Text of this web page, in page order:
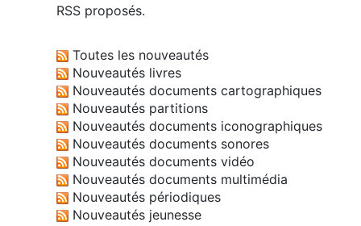
RSS proposés.
Toutes les nouveautés
Nouveautés livres
Nouveautés documents cartographiques
Nouveautés partitions
Nouveautés documents iconographiques
Nouveautés documents sonores
Nouveautés documents vidéo
Nouveautés documents multimédia
Nouveautés périodiques
Nouveautés jeunesse